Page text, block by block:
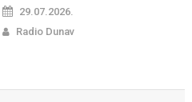
29.07.2026.
Radio Dunav